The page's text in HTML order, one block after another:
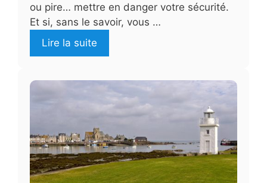
ou pire… mettre en danger votre sécurité.
Et si, sans le savoir, vous …
Lire la suite